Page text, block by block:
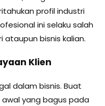
profil industri
ini selaku salah
bisnis kalian.
Klien
dalam bisnis. Buat
yang bagus pada